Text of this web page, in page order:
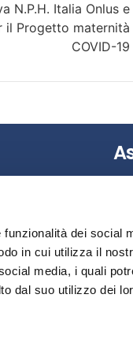
dei social
in cui utilizza il
media, i quali
dal suo utilizzo dei
N.P.H. Italia Onlus e
il Progetto maternità
COVID-19